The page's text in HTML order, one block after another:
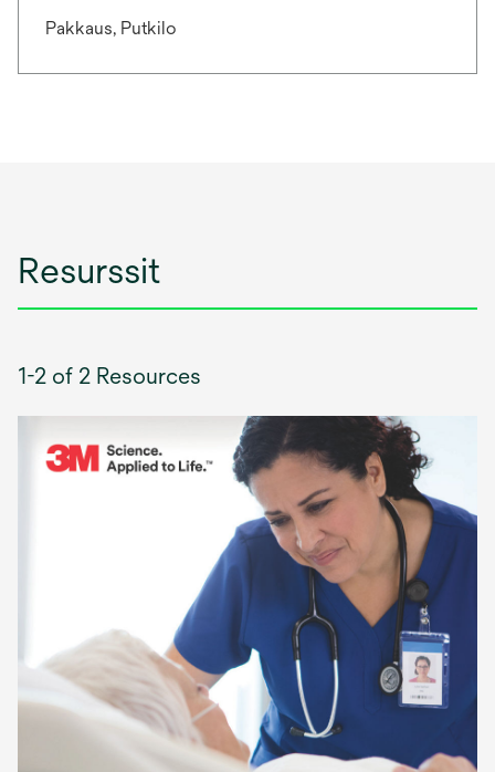
Pakkaus, Putkilo
Resurssit
1-2 of 2 Resources